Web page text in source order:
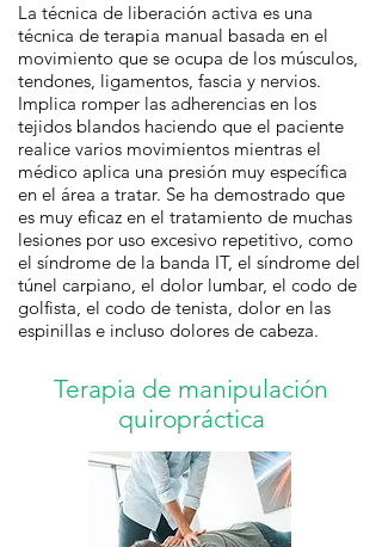
La técnica de liberación activa es una
técnica de terapia manual basada en el
movimiento que se ocupa de los músculos,
tendones, ligamentos, fascia y nervios.
Implica romper las adherencias en los
tejidos blandos haciendo que el paciente
realice varios movimientos mientras el
médico aplica una presión muy específica
en el área a tratar. Se ha demostrado que
es muy eficaz en el tratamiento de muchas
lesiones por uso excesivo repetitivo, como
el síndrome de la banda IT, el síndrome del
túnel carpiano, el dolor lumbar, el codo de
golfista, el codo de tenista, dolor en las
espinillas e incluso dolores de cabeza.
Terapia de manipulación
quiropráctica